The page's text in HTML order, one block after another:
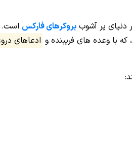
دنیای پر آشوب بروکرهای فارکس است.
ادعاهای